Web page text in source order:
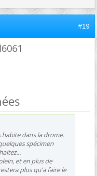
#19
dans la drome.
spécimen
et en plus de
plus qu'a faire le